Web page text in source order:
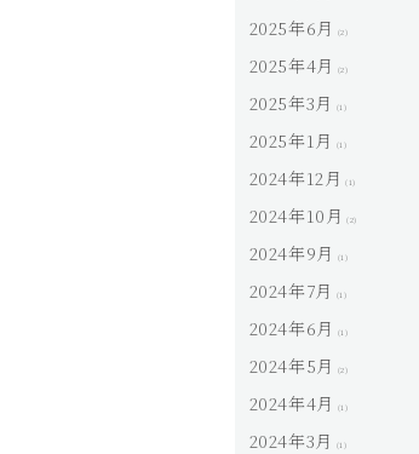
2025年6月 (2)
2025年4月 (2)
2025年3月 (1)
2025年1月 (1)
2024年12月 (1)
2024年10月 (2)
2024年9月 (1)
2024年7月 (1)
2024年6月 (1)
2024年5月 (2)
2024年4月 (1)
2024年3月 (1)